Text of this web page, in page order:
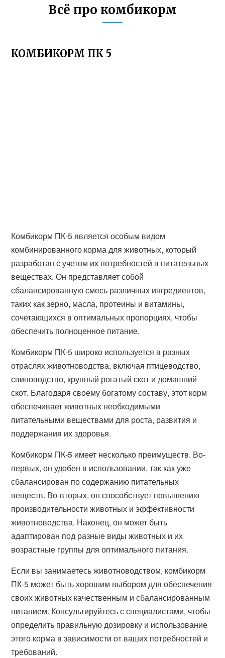
Всё про комбикорм
КОМБИКОРМ ПК 5
Комбикорм ПК-5 является особым видом
комбинированного корма для животных, который
разработан с учетом их потребностей в питательных
веществах. Он представляет собой
сбалансированную смесь различных ингредиентов,
таких как зерно, масла, протеины и витамины,
сочетающихся в оптимальных пропорциях, чтобы
обеспечить полноценное питание.
Комбикорм ПК-5 широко используется в разных
отраслях животноводства, включая птицеводство,
свиноводство, крупный рогатый скот и домашний
скот. Благодаря своему богатому составу, этот корм
обеспечивает животных необходимыми
питательными веществами для роста, развития и
поддержания их здоровья.
Комбикорм ПК-5 имеет несколько преимуществ. Во-
первых, он удобен в использовании, так как уже
сбалансирован по содержанию питательных
веществ. Во-вторых, он способствует повышению
производительности животных и эффективности
животноводства. Наконец, он может быть
адаптирован под разные виды животных и их
возрастные группы для оптимального питания.
Если вы занимаетесь животноводством, комбикорм
ПК-5 может быть хорошим выбором для обеспечения
своих животных качественным и сбалансированным
питанием. Консультируйтесь с специалистами, чтобы
определить правильную дозировку и использование
этого корма в зависимости от ваших потребностей и
требований.